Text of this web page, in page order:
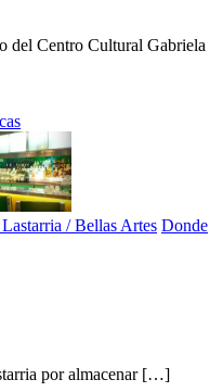
del Centro Cultural Gabriela
/ Bellas Artes Donde
por almacenar […]